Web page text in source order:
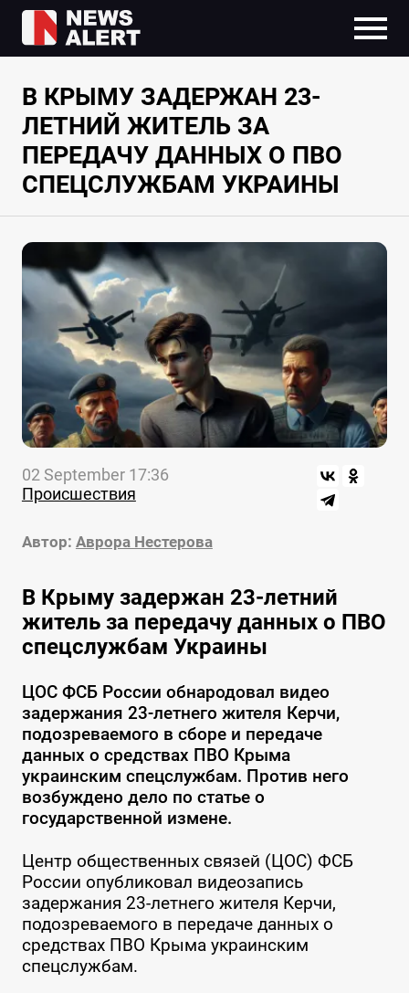
В КРЫМУ ЗАДЕРЖАН 23-
ЛЕТНИЙ ЖИТЕЛЬ ЗА
ПЕРЕДАЧУ ДАННЫХ О ПВО
СПЕЦСЛУЖБАМ УКРАИНЫ
02 September 17:36
Происшествия
Автор: Аврора Нестерова
В Крыму задержан 23-летний
житель за передачу данных о ПВО
спецслужбам Украины
ЦОС ФСБ России обнародовал видео
задержания 23-летнего жителя Керчи,
подозреваемого в сборе и передаче
данных о средствах ПВО Крыма
украинским спецслужбам. Против него
возбуждено дело по статье о
государственной измене.
Центр общественных связей (ЦОС) ФСБ
России опубликовал видеозапись
задержания 23-летнего жителя Керчи,
подозреваемого в передаче данных о
средствах ПВО Крыма украинским
спецслужбам.